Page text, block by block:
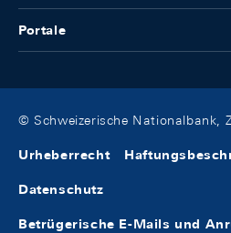
Portale
© Schweizerische Nationalbank,
Urheberrecht
Datenschutz
Betrügerische E-Mails und